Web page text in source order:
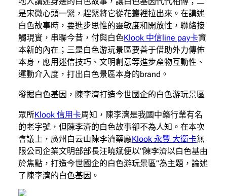
是宋微心頭一緊，趕緊將它從花叢裡拉出來。在講述
白色故事時，要進步思惟的靈敏度和開放性，聯絡接
觸現實，串聯今昔，付與白色Klook 中信line pay卡資
本新的內在；三是白色游玩景區要善于借助外力傳佈
本身，應用迷信技巧、文明創意等進步產物互動性、
運動介入度，打出白色景區本身的brand。
發掘白色基因，陳李濟打造今世國企的白色游玩景區
眾所Klook 信用卡周知，陳李濟是我國中藥行業有名
的老字號，但陳李濟的白色故事卻不為人知。在本次
會議上，廣州白云山陳李濟藥廠Klook 永豐 大衛卡無
限公司企業文明部部長汪曉斌便以“陳李濟以白色基由
於焦點，打造今世國企的白色游玩景區”為主題，論述
了陳李濟的白色基因。